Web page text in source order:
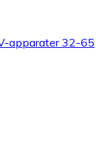
apparater 32-65